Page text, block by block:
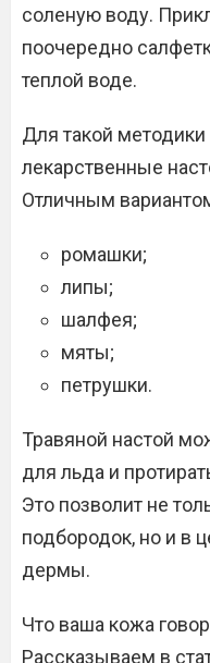
соленую воду.
поочередно
теплой воде.
Для такой
лекарственные
Отличным
ромашки;
липы;
шалфея;
мяты;
петрушки.
Травяной настой
для льда и
Это позволит не
подбородок, но и в
дермы.
Что ваша кожа
Рассказываем в